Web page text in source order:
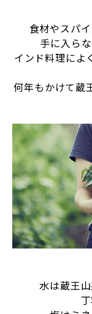
食材やスパ
手に入ら
インド料理によ
何年もかけて蔵
水は蔵王